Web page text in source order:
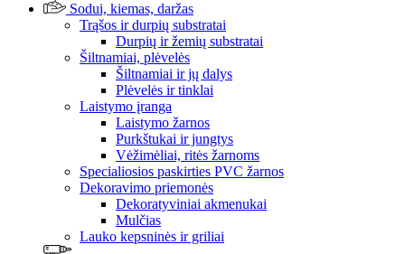
Sodui, kiemas, daržas
Trąšos ir durpių substratai
Durpių ir žemių substratai
Šiltnamiai, plėvelės
Šiltnamiai ir jų dalys
Plėvelės ir tinklai
Laistymo įranga
Laistymo žarnos
Purkštukai ir jungtys
Vėžimėliai, ritės žarnoms
Specialiosios paskirties PVC žarnos
Dekoravimo priemonės
Dekoratyviniai akmenukai
Mulčias
Lauko kepsninės ir griliai